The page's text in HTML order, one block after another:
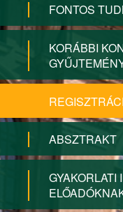
FONTOS
KORÁBBI
ABSZTRAKT
GYAKORLATI